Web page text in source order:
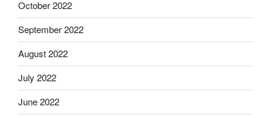
October 2022
September 2022
August 2022
July 2022
June 2022